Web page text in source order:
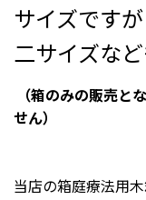
サイズです
二サイズな
（箱のみの販売と
せん）
当店の箱庭療法用